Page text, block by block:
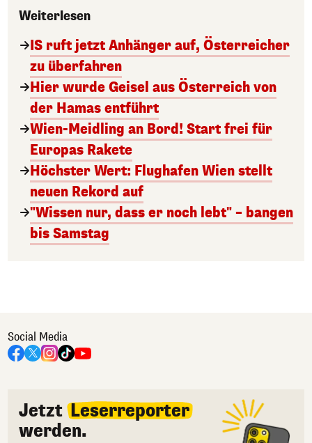
Weiterlesen
IS ruft jetzt Anhänger auf, Österreicher
zu überfahren
Hier wurde Geisel aus Österreich von
der Hamas entführt
Wien-Meidling an Bord! Start frei für
Europas Rakete
Höchster Wert: Flughafen Wien stellt
neuen Rekord auf
"Wissen nur, dass er noch lebt" – bangen
bis Samstag
Social Media
Jetzt Leserreporter
werden.